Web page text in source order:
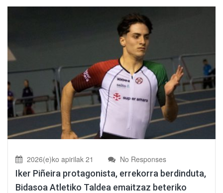
2026(e)ko apirilak 21 No Responses
Iker Piñeira protagonista, errekorra berdinduta,
Bidasoa Atletiko Taldea emaitzaz beteriko